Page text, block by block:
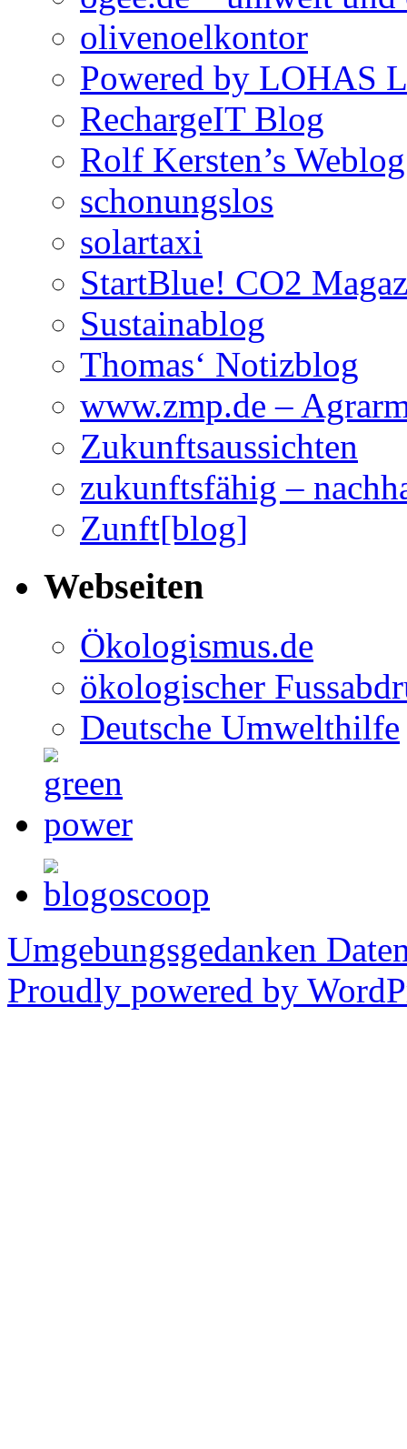
olivenoelkontor
Powered by LOHAS
RechargeIT Blog
Rolf Kersten’s Weblog
schonungslos
solartaxi
StartBlue! CO2
Sustainablog
Thomas‘ Notizblog
www.zmp.de –
Zukunftsaussichten
zukunftsfähig –
Zunft[blog]
Webseiten
Ökologismus.de
ökologischer
Deutsche Umwelthilfe
Umgebungsgedanken
Proudly powered by